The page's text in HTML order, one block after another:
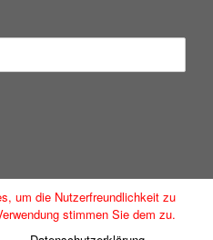
GmbH
SiteOrigin
um die Nutzerfreundlichkeit zu
stimmen Sie dem zu.